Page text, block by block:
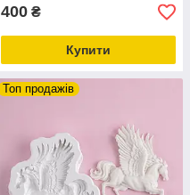
400 ₴
Купити
Топ продажів